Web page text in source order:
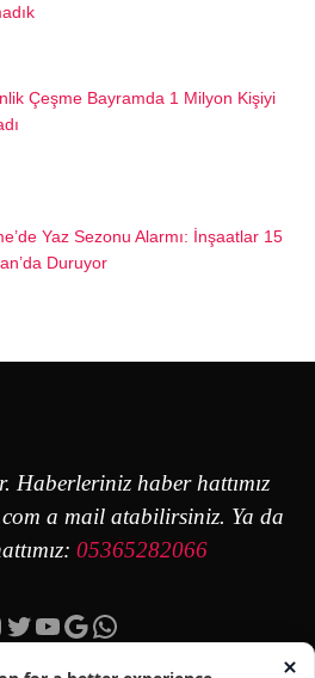
Çeşme Bayramda 1 Milyon Kişiyi
Yaz Sezonu Alarmı: İnşaatlar 15
Duruyor
Haberleriniz haber hattımız
a mail atabilirsiniz. Ya da
05365282066
Twitter
YouTube
Google
https://wa.me/